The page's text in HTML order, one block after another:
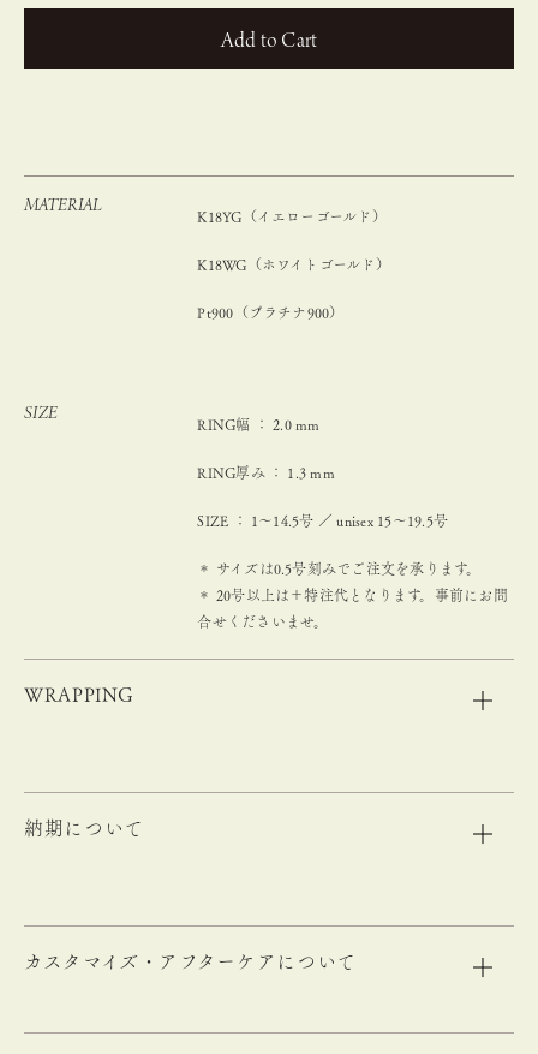
カートに入れる
MATERIAL K18YG（イエローゴールド）
K18WG（ホワイトゴールド）
Pt900（プラチナ900）
SIZE RING幅 ： 2.0 mm
RING厚み ： 1.3 mm
SIZE ： 1～14.5号 ／ unisex 15〜19.5号
＊ サイズは0.5号刻みでご注文を承ります。
＊ 20号以上は＋特注代となります。事前にお問
合せくださいませ。
WRAPPING
納期について
カスタマイズ・アフターケアについて